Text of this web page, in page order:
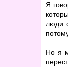
Я
люди
Но я